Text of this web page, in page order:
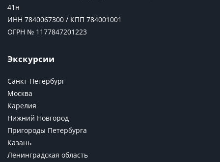
41н
ИНН 7840067300 / КПП 784001001
ОГРН № 1177847201223
Экскурсии
Санкт-Петербург
Москва
Карелия
Нижний Новгород
Пригороды Петербурга
Казань
Ленинградская область